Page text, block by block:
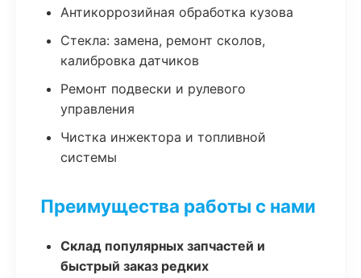
Антикоррозийная обработка кузова
Стекла: замена, ремонт сколов,
калибровка датчиков
Ремонт подвески и рулевого
управления
Чистка инжектора и топливной
системы
Преимущества работы с нами
Склад популярных запчастей и
быстрый заказ редких